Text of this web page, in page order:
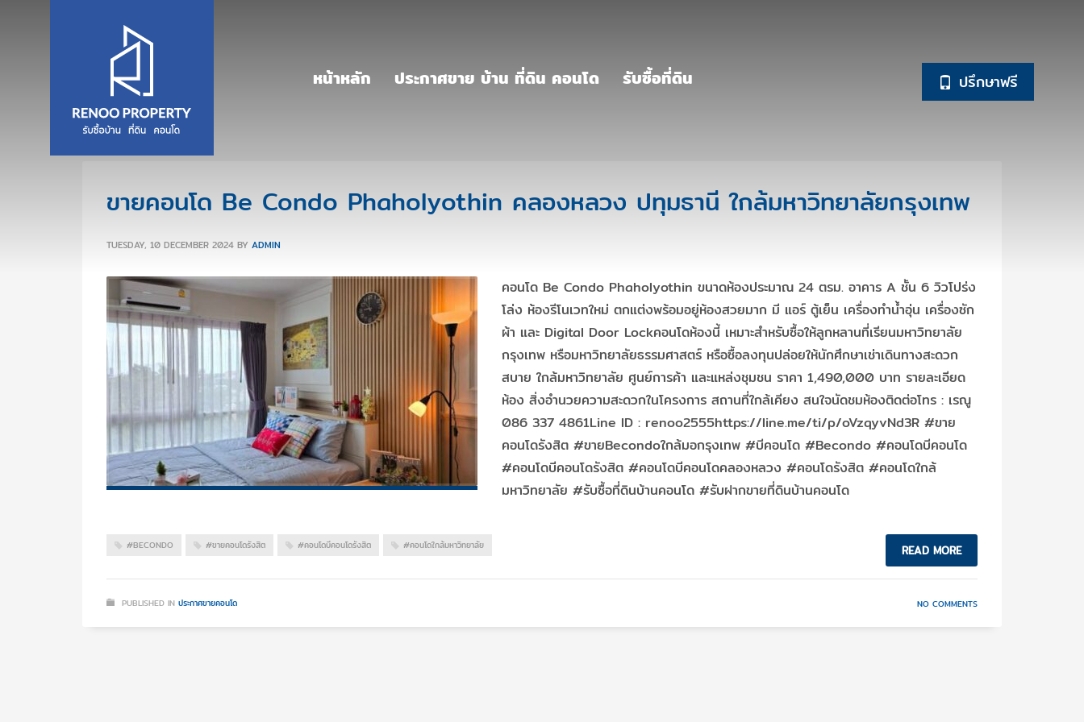
หน้าหลัก ประกาศขาย บ้าน ที่ดิน คอนโด รับซื้อที่ดิน ปรึกษาฟรี
ขายคอนโด Be Condo Phaholyothin คลองหลวง ปทุมธานี ใกล้มหาวิทยาลัยกรุงเทพ
TUESDAY, 10 DECEMBER 2024 BY ADMIN
คอนโด Be Condo Phaholyothin ขนาดห้องประมาณ 24 ตรม. อาคาร A ชั้น 6 วิวโปร่ง
โล่ง ห้องรีโนเวทใหม่ ตกแต่งพร้อมอยู่ห้องสวยมาก มี แอร์ ตู้เย็น เครื่องทำน้ำอุ่น เครื่องซัก
ผ้า และ Digital Door Lockคอนโดห้องนี้ เหมาะสำหรับซื้อให้ลูกหลานที่เรียนมหาวิทยาลัย
กรุงเทพ หรือมหาวิทยาลัยธรรมศาสตร์ หรือซื้อลงทุนปล่อยให้นักศึกษาเช่าเดินทางสะดวก
สบาย ใกล้มหาวิทยาลัย ศูนย์การค้า และแหล่งชุมชน ราคา 1,490,000 บาท รายละเอียด
ห้อง สิ่งอำนวยความสะดวกในโครงการ สถานที่ใกล้เคียง สนใจนัดชมห้องติดต่อโทร : เรณู
086 337 4861Line ID : renoo2555https://line.me/ti/p/oVzqyvNd3R #ขาย
คอนโดรังสิต #ขายBecondoใกล้มอกรุงเทพ #บีคอนโด #Becondo #คอนโดบีคอนโด
#คอนโดบีคอนโดรังสิต #คอนโดบีคอนโดคลองหลวง #คอนโดรังสิต #คอนโดใกล้
มหาวิทยาลัย #รับซื้อที่ดินบ้านคอนโด #รับฝากขายที่ดินบ้านคอนโด
#BECONDO #ขายคอนโดรังสิต #คอนโดบีคอนโดรังสิต #คอนโดใกล้มหาวิทยาลัย READ MORE
PUBLISHED IN ประกาศขายคอนโด NO COMMENTS